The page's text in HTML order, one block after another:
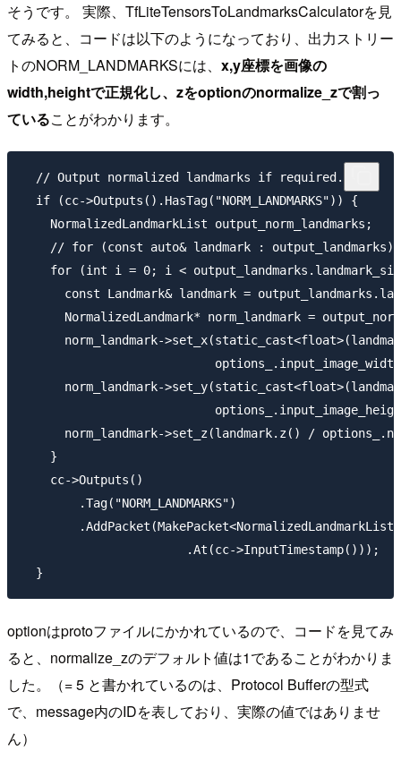
そうです。 実際、TfLiteTensorsToLandmarksCalculatorを見
てみると、コードは以下のようになっており、出力ストリー
トのNORM_LANDMARKSには、 x,y座標を画像の
width,heightで正規化し、zをoptionのnormalize_zで割っ
ていることがわかります。
  // Output normalized landmarks if required.
  if (cc->Outputs().HasTag("NORM_LANDMARKS")) {
    NormalizedLandmarkList output_norm_landmarks;
// for (const auto& landmark : output_landmarks)
for (int i = 0; i <
const Landmark& landmark =
NormalizedLandmark* norm_landmark =
norm_landmark-
norm_landmark-
norm_landmark->set_z(landmark.z() /
    }
    cc->Outputs()
        .Tag("NORM_LANDMARKS")
                       .At(cc->InputTimestamp()));
optionはprotoファイルにかかれているので、コードを見てみ
ると、normalize_zのデフォルト値は1であることがわかりま
した。（= 5 と書かれているのは、Protocol Bufferの型式
で、message内のIDを表しており、実際の値ではありませ
ん）